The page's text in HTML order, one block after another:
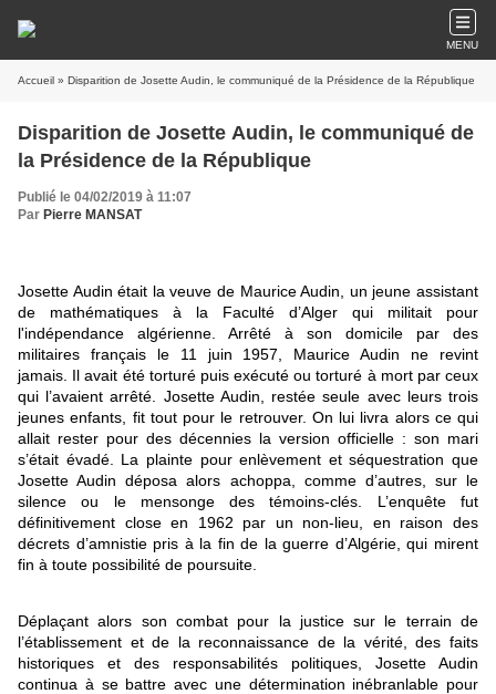
MENU
Accueil » Disparition de Josette Audin, le communiqué de la Présidence de la République
Disparition de Josette Audin, le communiqué de
la Présidence de la République
Publié le 04/02/2019 à 11:07
Par Pierre MANSAT
Josette Audin était la veuve de Maurice Audin, un jeune assistant
de mathématiques à la Faculté d’Alger qui militait pour
l'indépendance algérienne. Arrêté à son domicile par des
militaires français le 11 juin 1957, Maurice Audin ne revint
jamais. Il avait été torturé puis exécuté ou torturé à mort par ceux
qui l’avaient arrêté. Josette Audin, restée seule avec leurs trois
jeunes enfants, fit tout pour le retrouver. On lui livra alors ce qui
allait rester pour des décennies la version officielle : son mari
s’était évadé. La plainte pour enlèvement et séquestration que
Josette Audin déposa alors achoppa, comme d’autres, sur le
silence ou le mensonge des témoins-clés. L’enquête fut
définitivement close en 1962 par un non-lieu, en raison des
décrets d’amnistie pris à la fin de la guerre d’Algérie, qui mirent
fin à toute possibilité de poursuite.
Déplaçant alors son combat pour la justice sur le terrain de
l’établissement et de la reconnaissance de la vérité, des faits
historiques et des responsabilités politiques, Josette Audin
continua à se battre avec une détermination inébranlable pour